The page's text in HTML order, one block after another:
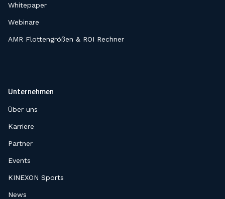
Whitepaper
Webinare
AMR Flottengrößen & ROI Rechner
Unternehmen
Über uns
Karriere
Partner
Events
KINEXON Sports
News